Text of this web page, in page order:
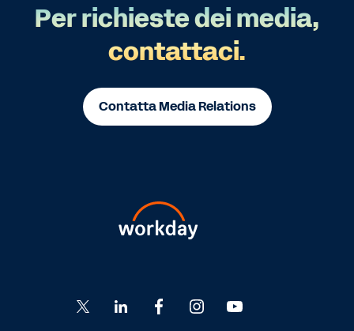
Per richieste dei media,
contattaci.
Contatta Media Relations
Go
to
to
Go
to
Go
to
to